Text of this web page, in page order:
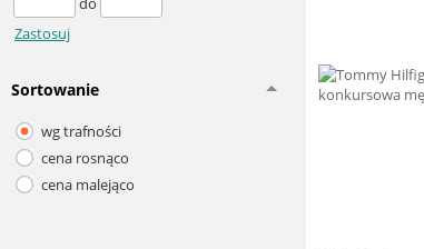
Zastosuj
Sortowanie
wg trafności
cena rosnąco
cena malejąco